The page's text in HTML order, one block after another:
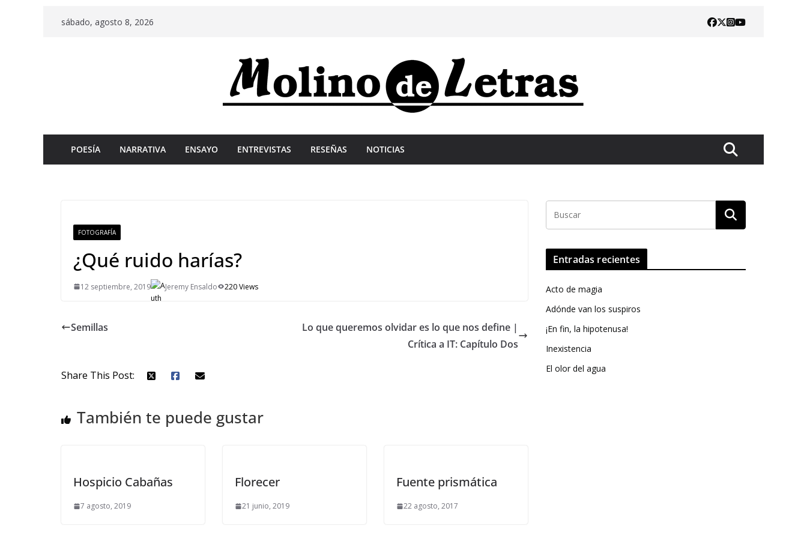
sábado, agosto 8, 2026
POESÍA NARRATIVA ENSAYO ENTREVISTAS RESEÑAS NOTICIAS
FOTOGRAFÍA
¿Qué ruido harías?
12 septiembre, 2019 Jeremy Ensaldo 220 Views
Semillas
Lo que queremos olvidar es lo que nos define |
Crítica a IT: Capítulo Dos
Share This Post:
También te puede gustar
Hospicio Cabañas
7 agosto, 2019
Florecer
21 junio, 2019
Fuente prismática
22 agosto, 2017
Entradas recientes
Acto de magia
Adónde van los suspiros
¡En fin, la hipotenusa!
Inexistencia
El olor del agua